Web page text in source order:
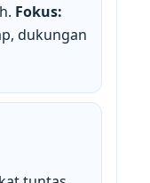
Fokus:
dukungan